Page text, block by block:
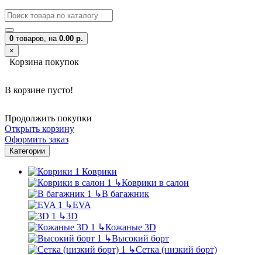
0 товаров, на 0.00 р.
×
Корзина покупок
В корзине пусто!
Продолжить покупки
Открыть корзину
Оформить заказ
Категории
Коврики
↳Коврики в салон
↳В багажник
↳EVA
↳3D
↳Кожаные 3D
↳Высокий борт
↳Сетка (низкий борт)